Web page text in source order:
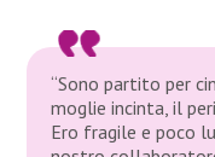
“Sono partito per
moglie incinta, il
Ero fragile e poco